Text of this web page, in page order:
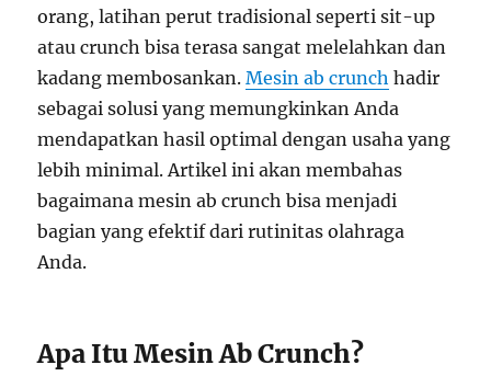
orang, latihan perut tradisional seperti sit-up
atau crunch bisa terasa sangat melelahkan dan
kadang membosankan.Mesin ab crunch hadir
sebagai solusi yang memungkinkan Anda
mendapatkan hasil optimal dengan usaha yang
lebih minimal. Artikel ini akan membahas
bagaimana mesin ab crunch bisa menjadi
bagian yang efektif dari rutinitas olahraga
Anda.
Apa Itu Mesin Ab Crunch?